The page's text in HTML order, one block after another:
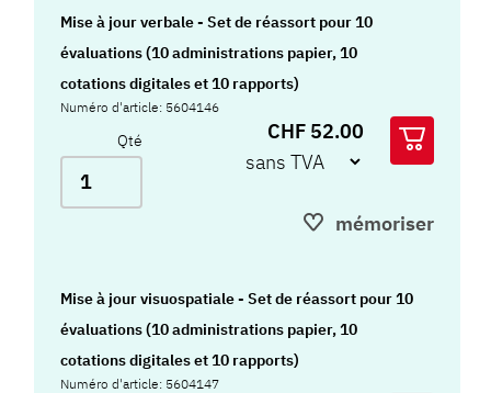
Mise à jour verbale - Set de réassort pour 10
évaluations (10 administrations papier, 10
cotations digitales et 10 rapports)
Numéro d'article: 5604146
Qté CHF 52.00
mémoriser
Mise à jour visuospatiale - Set de réassort pour 10
évaluations (10 administrations papier, 10
cotations digitales et 10 rapports)
Numéro d'article: 5604147